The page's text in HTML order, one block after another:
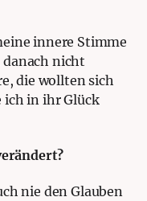
innere Stimme
danach nicht
die wollten sich
in ihr Glück
nie den Glauben